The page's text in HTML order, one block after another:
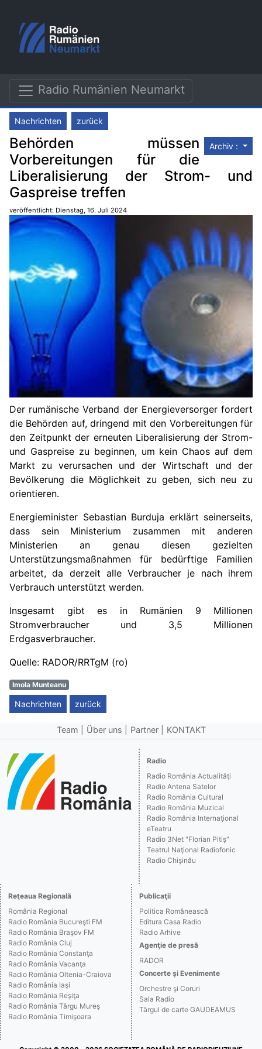
Radio Rumänien Neumarkt
Nachrichten zurück
Archiv :
Behörden müssen
Vorbereitungen für die
Liberalisierung der Strom- und
Gaspreise treffen
veröffentlicht: Dienstag, 16. Juli 2024
Der rumänische Verband der Energieversorger fordert
die Behörden auf, dringend mit den Vorbereitungen für
den Zeitpunkt der erneuten Liberalisierung der Strom-
und Gaspreise zu beginnen, um kein Chaos auf dem
Markt zu verursachen und der Wirtschaft und der
Bevölkerung die Möglichkeit zu geben, sich neu zu
orientieren.
Energieminister Sebastian Burduja erklärt seinerseits,
dass sein Ministerium zusammen mit anderen
Ministerien an genau diesen gezielten
Unterstützungsmaßnahmen für bedürftige Familien
arbeitet, da derzeit alle Verbraucher je nach ihrem
Verbrauch unterstützt werden.
Insgesamt gibt es in Rumänien 9 Millionen
Stromverbraucher und 3,5 Millionen
Erdgasverbraucher.
Quelle: RADOR/RRTgM (ro)
Imola Munteanu
Nachrichten zurück
Team Über uns Partner KONTAKT
Radio
Radio România Actualităţi
Radio Antena Satelor
Radio România Cultural
Radio România Muzical
Radio România Internaţional
eTeatru
Radio 3Net "Florian Pitiş"
Teatrul Naţional Radiofonic
Radio Chişinău
Reţeaua Regională
România Regional
Radio România Bucureşti FM
Radio România Braşov FM
Radio România Cluj
Radio România Constanţa
Radio România Vacanţa
Radio România Oltenia-Craiova
Radio România Iaşi
Radio România Reşiţa
Radio România Târgu Mureş
Radio România Timişoara
Publicaţii
Politica Românească
Editura Casa Radio
Radio Arhive
Agenţie de presă
RADOR
Concerte şi Evenimente
Orchestre şi Coruri
Sala Radio
Târgul de carte GAUDEAMUS